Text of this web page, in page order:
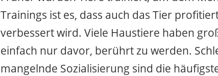
Trainings ist es, dass auch das Tier
verbessert wird. Viele Haustiere haben
einfach nur davor, berührt zu werden.
mangelnde Sozialisierung sind die